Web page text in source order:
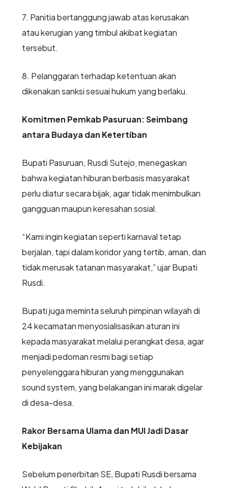
7. Panitia bertanggung jawab atas kerusakan
atau kerugian yang timbul akibat kegiatan
tersebut.
8. Pelanggaran terhadap ketentuan akan
dikenakan sanksi sesuai hukum yang berlaku.
Komitmen Pemkab Pasuruan: Seimbang
antara Budaya dan Ketertiban
Bupati Pasuruan, Rusdi Sutejo, menegaskan
bahwa kegiatan hiburan berbasis masyarakat
perlu diatur secara bijak, agar tidak menimbulkan
gangguan maupun keresahan sosial.
“Kami ingin kegiatan seperti karnaval tetap
berjalan, tapi dalam koridor yang tertib, aman, dan
tidak merusak tatanan masyarakat,” ujar Bupati
Rusdi.
Bupati juga meminta seluruh pimpinan wilayah di
24 kecamatan menyosialisasikan aturan ini
kepada masyarakat melalui perangkat desa, agar
menjadi pedoman resmi bagi setiap
penyelenggara hiburan yang menggunakan
sound system, yang belakangan ini marak digelar
di desa-desa.
Rakor Bersama Ulama dan MUI Jadi Dasar
Kebijakan
Sebelum penerbitan SE, Bupati Rusdi bersama